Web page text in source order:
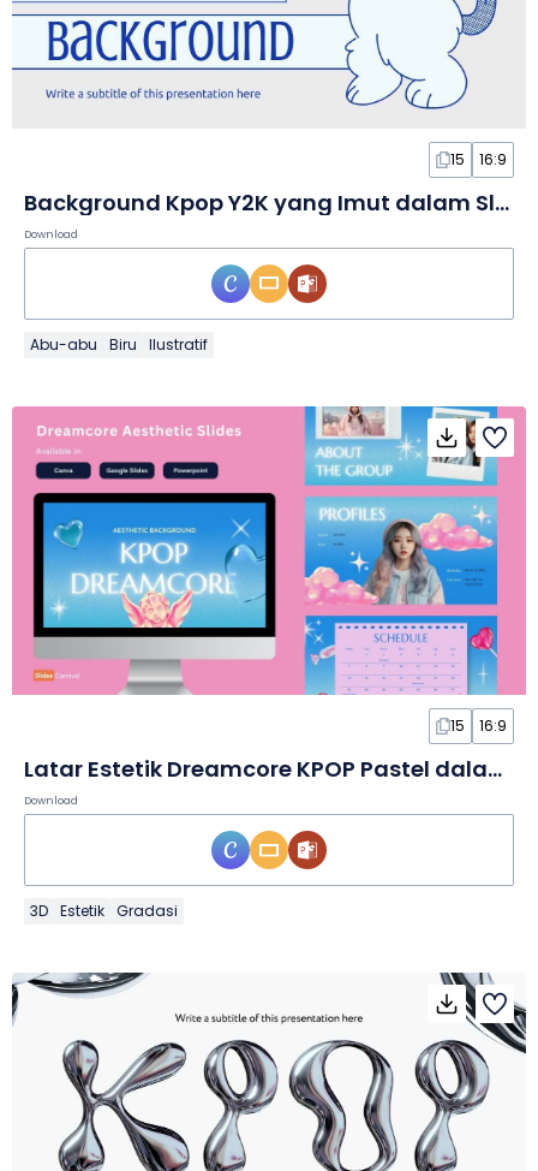
15 16:9
Background Kpop Y2K yang Imut dalam Slide
Download
Abu-abu Biru Ilustratif
15 16:9
Latar Estetik Dreamcore KPOP Pastel dalam Slide
Download
3D Estetik Gradasi